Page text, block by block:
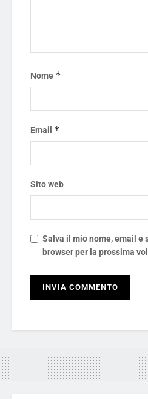
Nome *
Email *
Sito web
Salva il mio nome, email e
browser per la prossima